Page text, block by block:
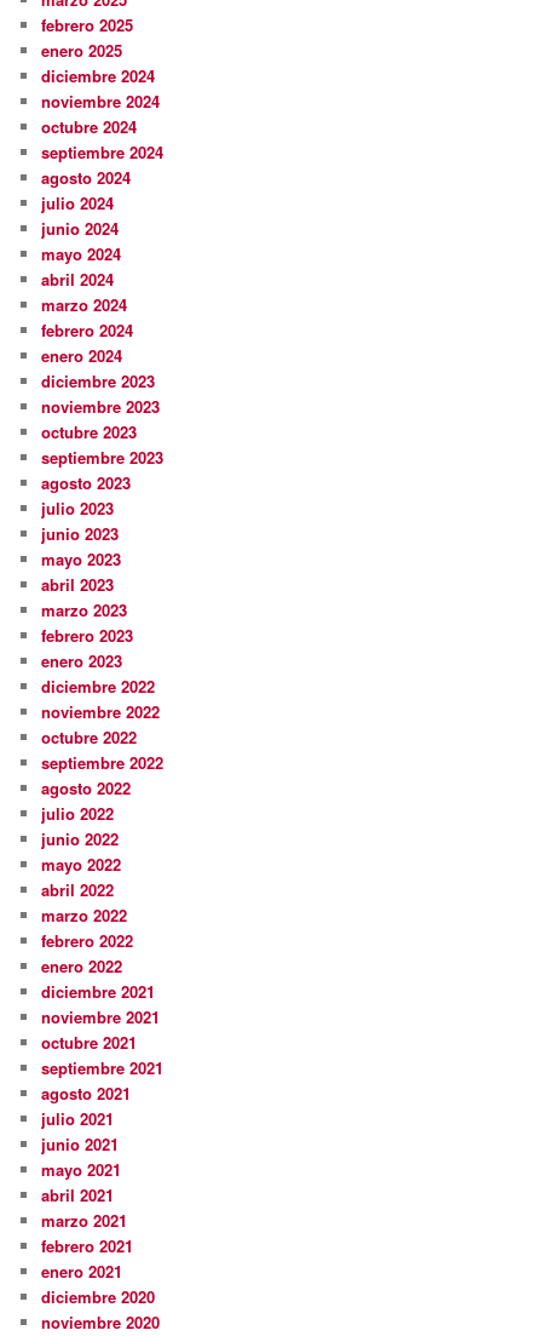
febrero 2025
enero 2025
diciembre 2024
noviembre 2024
octubre 2024
septiembre 2024
agosto 2024
julio 2024
junio 2024
mayo 2024
abril 2024
marzo 2024
febrero 2024
enero 2024
diciembre 2023
noviembre 2023
octubre 2023
septiembre 2023
agosto 2023
julio 2023
junio 2023
mayo 2023
abril 2023
marzo 2023
febrero 2023
enero 2023
diciembre 2022
noviembre 2022
octubre 2022
septiembre 2022
agosto 2022
julio 2022
junio 2022
mayo 2022
abril 2022
marzo 2022
febrero 2022
enero 2022
diciembre 2021
noviembre 2021
octubre 2021
septiembre 2021
agosto 2021
julio 2021
junio 2021
mayo 2021
abril 2021
marzo 2021
febrero 2021
enero 2021
diciembre 2020
noviembre 2020